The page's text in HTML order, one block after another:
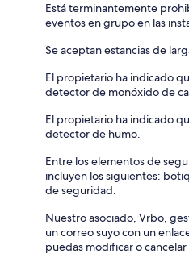
Está terminantemente
eventos en grupo en las
Se aceptan estancias de
El propietario ha indicado
detector de monóxido de
El propietario ha indicado
detector de humo.
Entre los elementos de
incluyen los siguientes:
de seguridad.
Nuestro asociado, Vrbo,
un correo suyo con un
puedas modificar o